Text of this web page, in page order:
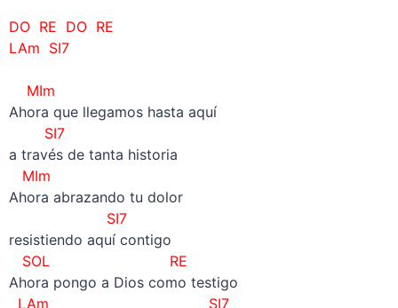
DO RE DO RE
LAm SI7
MIm
Ahora que llegamos hasta aquí
SI7
a través de tanta historia
MIm
Ahora abrazando tu dolor
SI7
resistiendo aquí contigo
SOL RE
Ahora pongo a Dios como testigo
LAm SI7